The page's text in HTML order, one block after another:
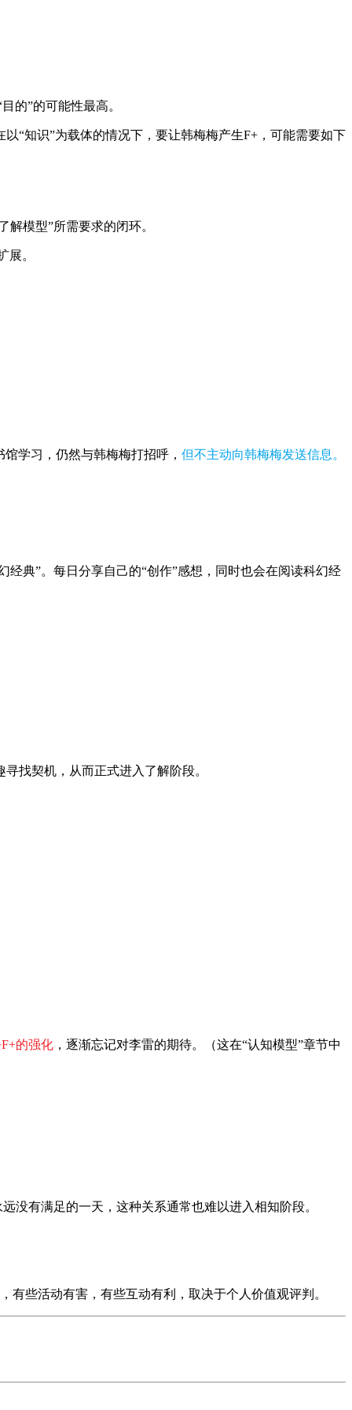
的”的可能性最高。
“知识”为载体的情况下，要让韩梅梅产生F+，可能需要如下
模型”所需要求的闭环。
展。
学习，仍然与韩梅梅打招呼， 但不主动向韩梅梅发送信息。
典”。每日分享自己的“创作”感想，同时也会在阅读科幻经
找契机，从而正式进入了解阶段。
的强化 ，逐渐忘记对李雷的期待。（这在“认知模型”章节中
没有满足的一天，这种关系通常也难以进入相知阶段。
有些活动有害，有些互动有利，取决于个人价值观评判。